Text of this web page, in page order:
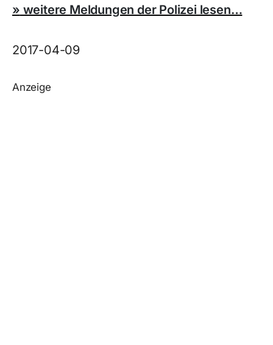
» weitere Meldungen der Polizei lesen…
2017-04-09
Anzeige